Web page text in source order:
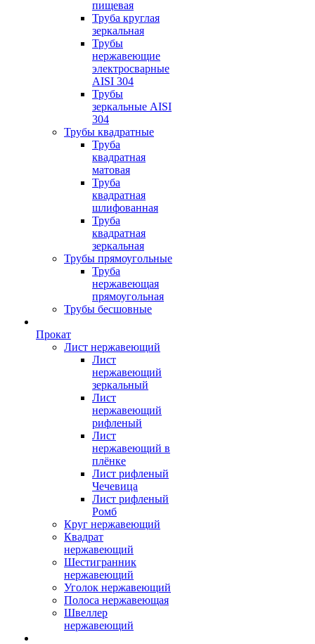
пищевая
Труба круглая
зеркальная
Трубы
нержавеющие
электросварные
AISI 304
Трубы
зеркальные AISI
304
Трубы квадратные
Труба
квадратная
матовая
Труба
квадратная
шлифованная
Труба
квадратная
зеркальная
Трубы прямоугольные
Труба
нержавеющая
прямоугольная
Трубы бесшовные
Прокат
Лист нержавеющий
Лист
нержавеющий
зеркальный
Лист
нержавеющий
рифленый
Лист
нержавеющий в
плёнке
Лист рифленый
Чечевица
Лист рифленый
Ромб
Круг нержавеющий
Квадрат
нержавеющий
Шестигранник
нержавеющий
Уголок нержавеющий
Полоса нержавеющая
Швеллер
нержавеющий